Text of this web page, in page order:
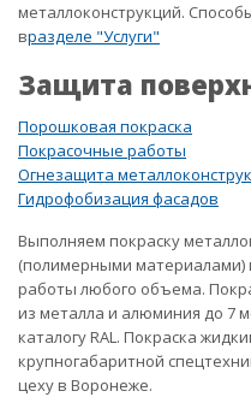
металлоконструкций.
вразделе "Услуги"
Защита
Порошковая покраска
Покрасочные работы
Огнезащита
Гидрофобизация фасадов
Выполняем покраску
(полимерными материалами)
работы любого объема.
из металла и алюминия до 7
каталогу RAL. Покраска
крупногабаритной
цеху в Воронеже.